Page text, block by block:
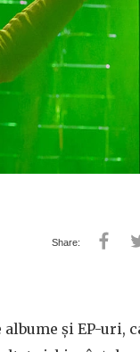
și EP-uri,